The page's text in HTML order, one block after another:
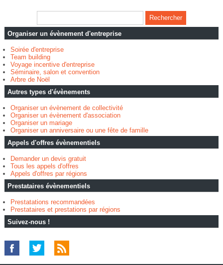
Organiser un évènement d'entreprise
Soirée d'entreprise
Team building
Voyage incentive d'entreprise
Séminaire, salon et convention
Arbre de Noël
Autres types d'évènements
Organiser un évènement de collectivité
Organiser un évènement d'association
Organiser un mariage
Organiser un anniversaire ou une fête de famille
Appels d'offres évènementiels
Demander un devis gratuit
Tous les appels d'offres
Appels d'offres par régions
Prestataires évènementiels
Prestatations recommandées
Prestataires et prestations par régions
Suivez-nous !